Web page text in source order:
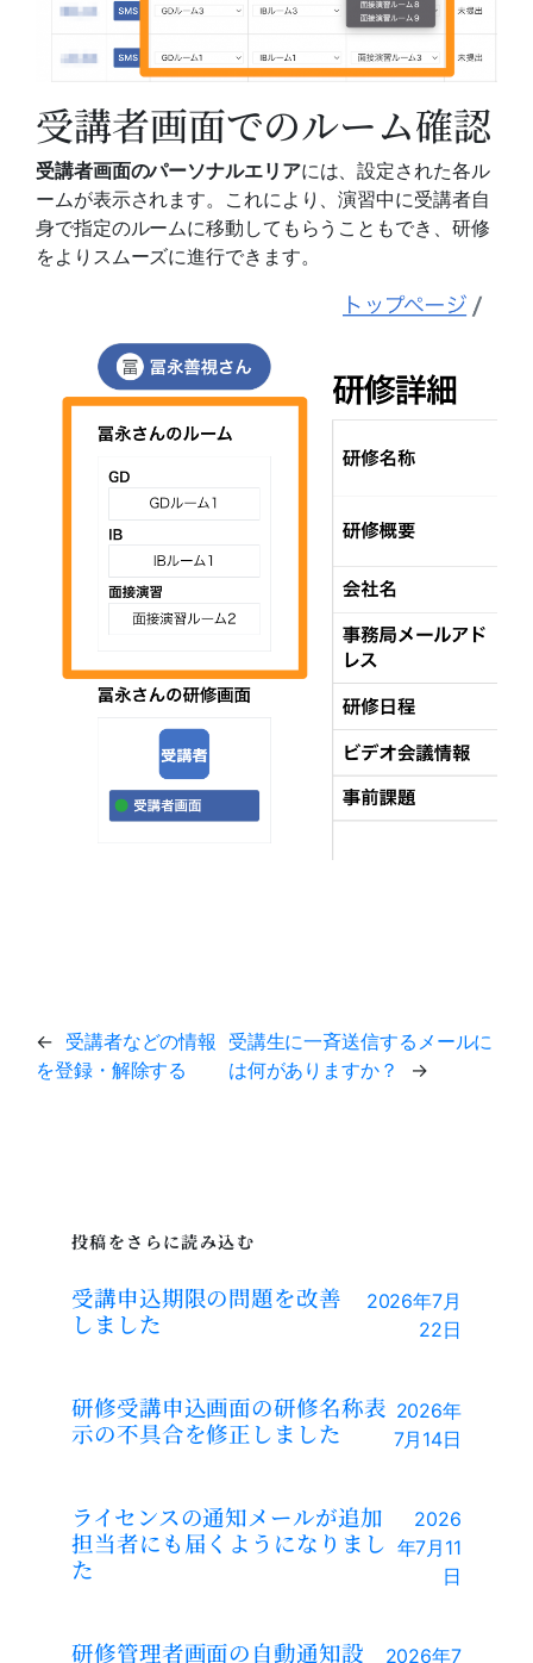
受講者画面でのルーム確認
受講者画面のパーソナルエリアには、設定された各ル
ームが表示されます。これにより、演習中に受講者自
身で指定のルームに移動してもらうこともでき、研修
をよりスムーズに進行できます。
← 受講者などの情報
を登録・解除する
受講生に一斉送信するメールに
は何がありますか？
→
投稿をさらに読み込む
受講申込期限の問題を改善
しました
2026年7月
22日
研修受講申込画面の研修名称表
示の不具合を修正しました
2026年
7月14日
ライセンスの通知メールが追加
担当者にも届くようになりまし
た
2026
年7月11
日
研修管理者画面の自動通知設
2026年7